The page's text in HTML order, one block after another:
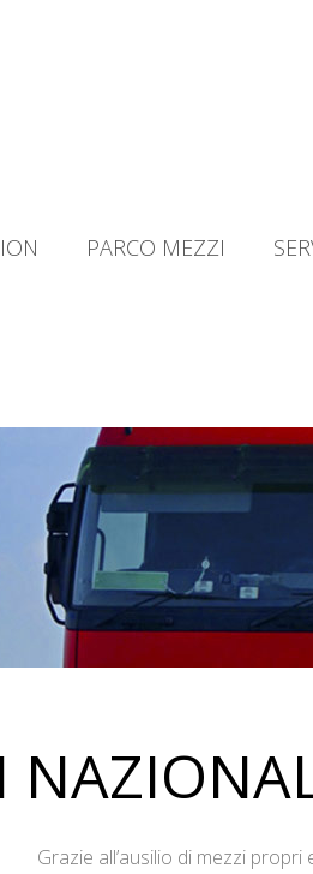
PARCO MEZZI
Grazie all’ausilio di mezzi